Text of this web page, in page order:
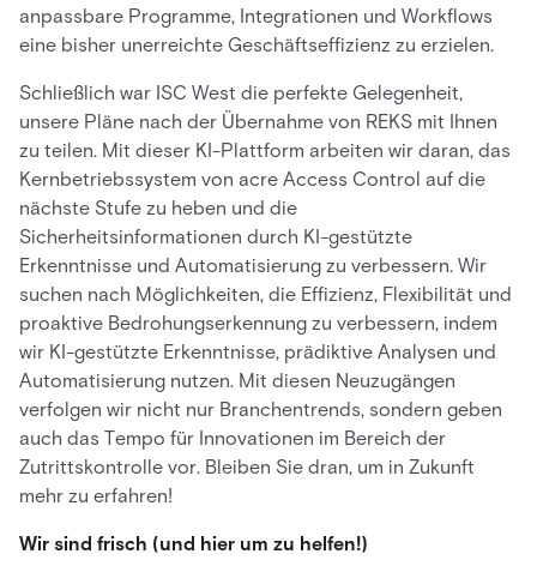
anpassbare Programme, Integrationen und Workflows
eine bisher unerreichte Geschäftseffizienz zu erzielen.
Schließlich war ISC West die perfekte Gelegenheit,
unsere Pläne nach der Übernahme von REKS mit Ihnen
zu teilen. Mit dieser KI-Plattform arbeiten wir daran, das
Kernbetriebssystem von acre Access Control auf die
nächste Stufe zu heben und die
Sicherheitsinformationen durch KI-gestützte
Erkenntnisse und Automatisierung zu verbessern. Wir
suchen nach Möglichkeiten, die Effizienz, Flexibilität und
proaktive Bedrohungserkennung zu verbessern, indem
wir KI-gestützte Erkenntnisse, prädiktive Analysen und
Automatisierung nutzen. Mit diesen Neuzugängen
verfolgen wir nicht nur Branchentrends, sondern geben
auch das Tempo für Innovationen im Bereich der
Zutrittskontrolle vor. Bleiben Sie dran, um in Zukunft
mehr zu erfahren!
Wir sind frisch (und hier um zu helfen!)